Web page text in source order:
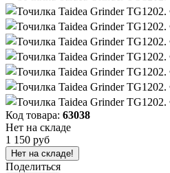
Код товара: 63038
Нет на складе
1 150 руб
Нет на складе!
Поделиться